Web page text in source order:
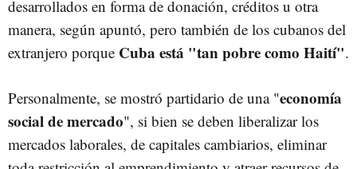
desarrollados en forma de donación, créditos u otra
manera, según apuntó, pero también de los cubanos del
extranjero porque Cuba está "tan pobre como Haití".
Personalmente, se mostró partidario de una "economía
social de mercado", si bien se deben liberalizar los
mercados laborales, de capitales cambiarios, eliminar